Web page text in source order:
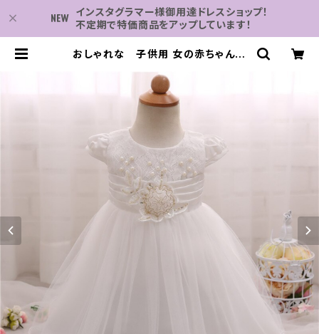
インスタグラマー様御用達ドレスショップ！
不定期で特価商品をアップしています！
おしゃれな 子供用 女の赤ちゃんの
いい小さい幼児 1歳 洗礼 幼児 ベビー
セレモニードレス | 子供服・パーティ
ドレスなら何でも揃う-2万点～結婚
式・卒業式・発表会の為のドレスショッ